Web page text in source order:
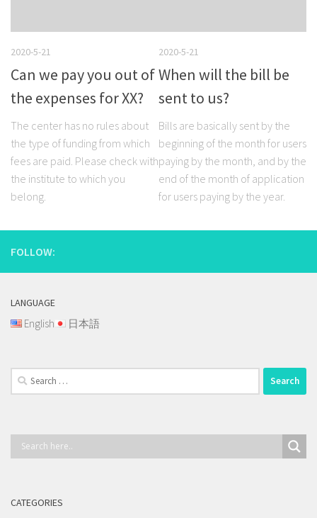
2020-5-21
Can we pay you out of
the expenses for XX?
The center has no rules about
the type of funding from which
fees are paid. Please check with
the institute to which you
belong.
2020-5-21
When will the bill be
sent to us?
Bills are basically sent by the
beginning of the month for users
paying by the month, and by the
end of the month of application
for users paying by the year.
FOLLOW:
LANGUAGE
English 日本語
Search
for:
CATEGORIES